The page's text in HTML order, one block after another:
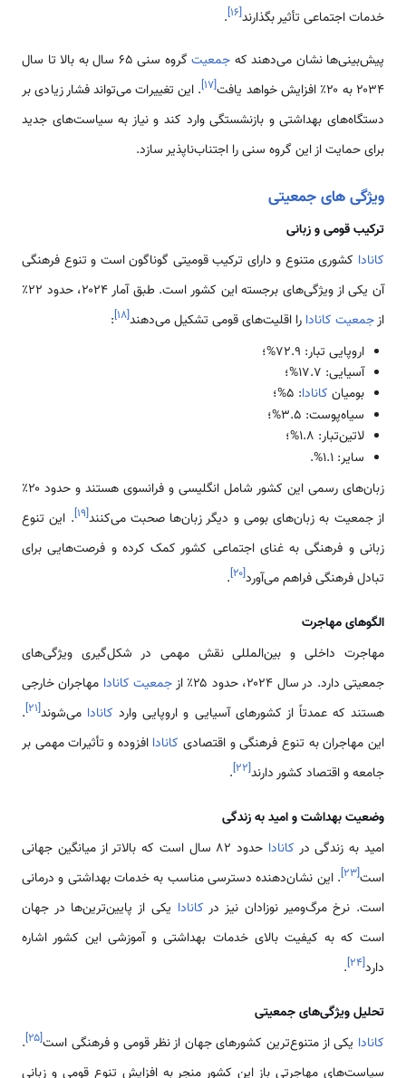
خدمات اجتماعی تأثیر بگذارند[۱۶]
.
پیش‌بینی‌ها نشان می‌دهند که جمعیت
گروه سنی ۶۵ سال به بالا تا سال
۲۰۳۴ به ۲۰٪ افزایش خواهد یافت
[۱۷]. این تغییرات می‌تواند فشار زیادی بر
دستگاه‌های بهداشتی و بازنشستگی وارد کند و نیاز به سیاست‌های جدید
برای حمایت از این گروه سنی را اجتناب‌ناپذیر سازد.
ویژگی های جمعیتی
ترکیب قومی و زبانی
کانادا کشوری متنوع و دارای ترکیب قومیتی گوناگون است و تنوع فرهنگی
آن یکی از ویژگی‌های برجسته این کشور است. طبق آمار ۲۰۲۴، حدود ۲۲٪
ازجمعیت کانادا را اقلیت‌های قومی تشکیل می‌دهند[۱۸]
:
اروپایی تبار: ۷۲.۹%؛
آسیایی: ۱۷.۷%؛
بومیان کانادا: ۵%؛
سیاه‌پوست: ۳.۵%؛
لاتین‌تبار: ۱.۸%؛
سایر: ۱.۱%.
زبان‌های رسمی این کشور شامل انگلیسی و فرانسوی هستند و حدود ۲۰٪
از جمعیت به زبان‌های بومی و دیگر زبان‌ها صحبت می‌کنند[۱۹]. این تنوع
زبانی و فرهنگی به غنای اجتماعی کشور کمک کرده و فرصت‌هایی برای
تبادل فرهنگی فراهم می‌آورد[۲۰]
.
الگوهای مهاجرت
مهاجرت داخلی و بین‌المللی نقش مهمی در شکل‌گیری ویژگی‌های
جمعیتی دارد. در سال ۲۰۲۴، حدود ۲۵٪ از
جمعیت کانادا مهاجران خارجی
هستند که عمدتاً از کشورهای آسیایی و اروپایی وارد کانادا می‌شوند[۲۱]
.
این مهاجران به تنوع فرهنگی و اقتصادی کانادا افزوده و تأثیرات مهمی بر
جامعه و اقتصاد کشور دارند[۲۲]
.
وضعیت بهداشت و امید به زندگی
امید به زندگی در کانادا
حدود ۸۲ سال است که بالاتر از میانگین جهانی
است[۲۳]. این نشان‌دهنده دسترسی مناسب به خدمات بهداشتی و درمانی
است. نرخ مرگ‌ومیر نوزادان نیز در کانادا یکی از پایین‌ترین‌ها در جهان
است که به کیفیت بالای خدمات بهداشتی و آموزشی این کشور اشاره
دارد[۲۴]
.
تحلیل ویژگی‌های جمعیتی
کانادا یکی از متنوع‌ترین کشورهای جهان از نظر قومی و فرهنگی است[۲۵]
.
سیاست‌های مهاجرتی باز این کشور منجر به افزایش تنوع قومی و زبانی